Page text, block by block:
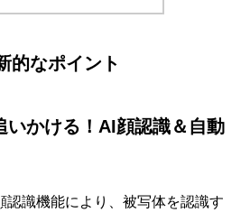
的なポイント
いかける！AI顔認識＆自動
認識機能により、被写体を認識す